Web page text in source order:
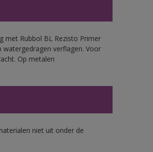
met Rubbol BL Rezisto Primer
verflagen. Voor
Op metalen
niet uit onder de